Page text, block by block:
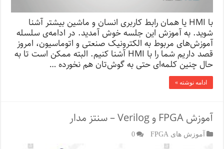
با HMI یا همان رابط کاربری انسان و ماشین بیشتر آشنا
شوید. به آموزش این جلسه خوش آمدید. در ادامه‌ی سلسله
آموزش‌های مربوط به الکترونیک صنعتی و اتوماسیون، امروز
قصد داریم شما را با HMI آشنا کنیم. البته ممکن است تا به
حال چنین کلمه‌ای حتی به گوش‌تان هم نخورده …
ادامه نوشته »
آموزش FPGA و Verilog – سنتز مدار
آموزش های FPGA 0